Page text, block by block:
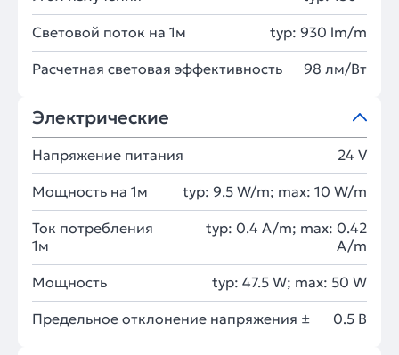
Световой поток на 1м typ: 930 lm/m
Расчетная световая эффективность 98 лм/Вт
Электрические
Напряжение питания 24 V
Мощность на 1м typ: 9.5 W/m; max: 10 W/m
Ток потребления
1м
typ: 0.4 A/m; max: 0.42
A/m
Мощность typ: 47.5 W; max: 50 W
Предельное отклонение напряжения ± 0.5 В